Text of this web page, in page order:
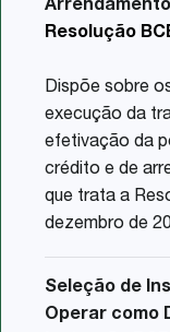
Resolução
Dispõe sobre
execução da
efetivação da
crédito e de
que trata a
dezembro de
Seleção de
Operar como